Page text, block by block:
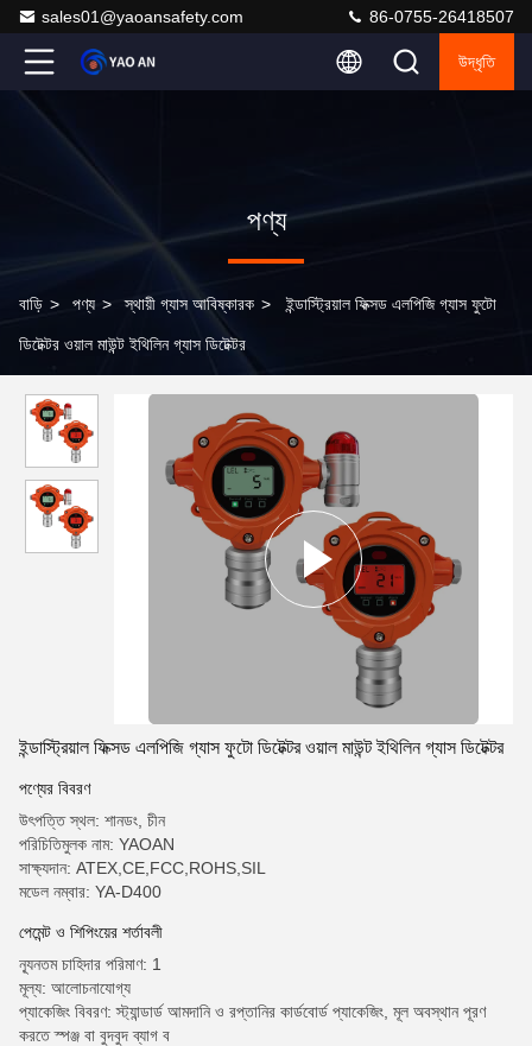
sales01@yaoansafety.com 86-0755-26418507
উদ্ধৃতি
পণ্য
বাড়ি > পণ্য > স্থায়ী গ্যাস আবিষ্কারক > ইন্ডাস্ট্রিয়াল ফিক্সড এলপিজি গ্যাস ফুটো
ডিটেক্টর ওয়াল মাউন্ট ইথিলিন গ্যাস ডিটেক্টর
ইন্ডাস্ট্রিয়াল ফিক্সড এলপিজি গ্যাস ফুটো ডিটেক্টর ওয়াল মাউন্ট ইথিলিন গ্যাস ডিটেক্টর
পণ্যের বিবরণ
উৎপত্তি স্থল: শানডং, চীন
পরিচিতিমুলক নাম: YAOAN
সাক্ষ্যদান: ATEX,CE,FCC,ROHS,SIL
মডেল নম্বার: YA-D400
পেমেন্ট ও শিপিংয়ের শর্তাবলী
ন্যূনতম চাহিদার পরিমাণ: 1
মূল্য: আলোচনাযোগ্য
প্যাকেজিং বিবরণ: স্ট্যান্ডার্ড আমদানি ও রপ্তানির কার্ডবোর্ড প্যাকেজিং, মূল অবস্থান পূরণ
করতে স্পঞ্জ বা বুদবুদ ব্যাগ ব